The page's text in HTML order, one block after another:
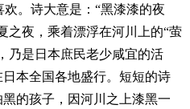
。诗大意是：“黑漆漆的夜
之夜，乘着漂浮在河川上的“萤
乃是日本庶民老少咸宜的活
本全国各地盛行。短短的诗
的孩子，因河川之上漆黑一